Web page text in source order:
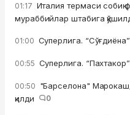
01:17 Италия термаси
мураббийлар штабига
01:00 Суперлига.
00:55 Суперлига.
00:50 "Барселона"
қилди
0